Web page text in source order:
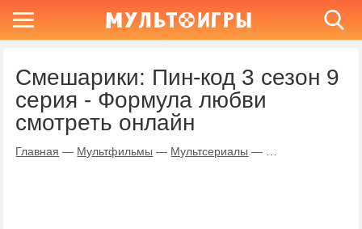
Смешарики: Пин-код 3 сезон 9
серия - Формула любви
смотреть онлайн
Главная — Мультфильмы — Мультсериалы —